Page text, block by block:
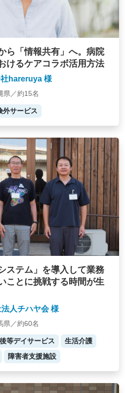
ら「情報共有」へ。病院
けるケアコラボ活用方法
hareruya 様
県／約15名
外サービス
ステム」を導入して業務
ことに挑戦する時間が生
人チハヤ会 様
県／約60名
等デイサービス
生活介護
障害者支援施設